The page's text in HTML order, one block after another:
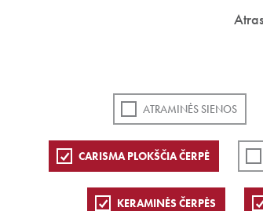
ATRAMINĖS SIENOS
CARISMA PLOKŠČIA ČERPĖ
KERAMINĖS ČERPĖS